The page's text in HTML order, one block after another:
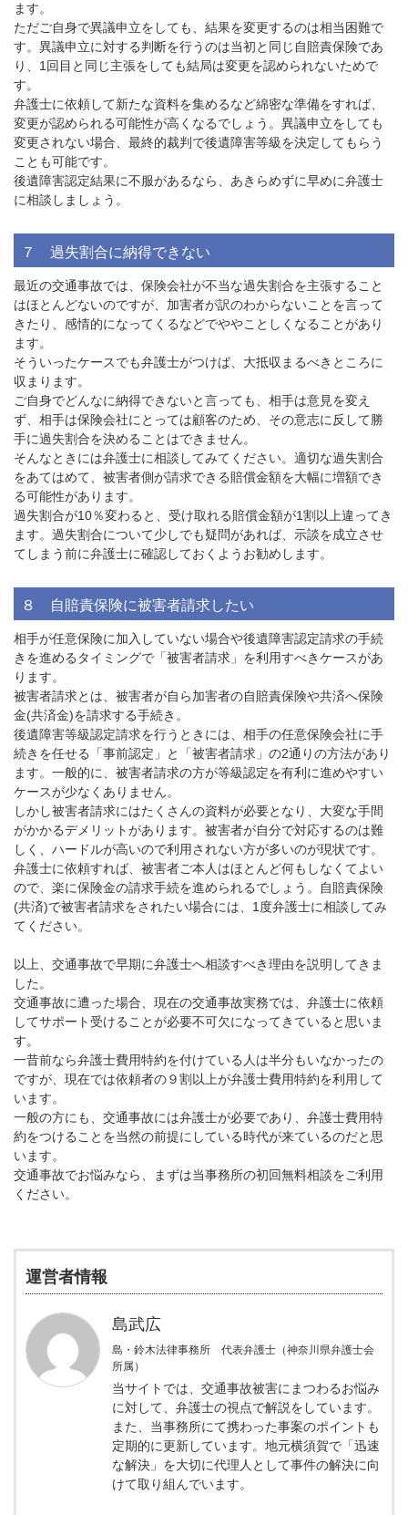
ます。
ただご自身で異議申立をしても、結果を変更するのは相当困難で
す。異議申立に対する判断を行うのは当初と同じ自賠責保険であ
り、 1回目と同じ主張をしても結局は変更を認められないためで
す。
弁護士に依頼して新たな資料を集めるなど綿密な準備をすれば、
変更が認められる可能性が高くなるでしょう。異議申立をしても
変更されない場合、最終的裁判で後遺障害等級を決定してもらう
ことも可能です。
後遺障害認定結果に不服があるなら、あきらめずに早めに弁護士
に相談しましょう。
７ 過失割合に納得できない
最近の交通事故では、保険会社が不当な過失割合を主張すること
はほとんどないのですが、加害者が訳のわからないことを言って
きたり、感情的になってくるなどでややことしくなることがあり
ます。
そういったケースでも弁護士がつけば、大抵収まるべきところに
収まります。
ご自身でどんなに納得できないと言っても、相手は意見を変え
ず、相手は保険会社にとっては顧客のため、その意志に反して勝
手に過失割合を決めることはできません。
そんなときには弁護士に相談してみてください。適切な過失割合
をあてはめて、被害者側が請求できる賠償金額を大幅に増額でき
る可能性があります。
過失割合が10％変わると、受け取れる賠償金額が1割以上違ってき
ます。過失割合について少しでも疑問があれば、示談を成立させ
てしまう前に弁護士に確認しておくようお勧めします。
８ 自賠責保険に被害者請求したい
相手が任意保険に加入していない場合や後遺障害認定請求の手続
きを進めるタイミングで「被害者請求」を利用すべきケースがあ
ります。
被害者請求とは、被害者が自ら加害者の自賠責保険や共済へ保険
金(共済金)を請求する手続き。
後遺障害等級認定請求を行うときには、相手の任意保険会社に手
続きを任せる「事前認定」と「被害者請求」の2通りの方法があり
ます。一般的に、被害者請求の方が等級認定を有利に進めやすい
ケースが少なくありません。
しかし被害者請求にはたくさんの資料が必要となり、大変な手間
がかかるデメリットがあります。被害者が自分で対応するのは難
しく、ハードルが高いので利用されない方が多いのが現状です。
弁護士に依頼すれば、被害者ご本人はほとんど何もしなくてよい
ので、楽に保険金の請求手続を進められるでしょう。自賠責保険
(共済)で被害者請求をされたい場合には、 1度弁護士に相談してみ
てください。
以上、交通事故で早期に弁護士へ相談すべき理由を説明してきま
した。
交通事故に遭った場合、現在の交通事故実務では、弁護士に依頼
してサポート受けることが必要不可欠になってきていると思いま
す。
一昔前なら弁護士費用特約を付けている人は半分もいなかったの
ですが、現在では依頼者の９割以上が弁護士費用特約を利用して
います。
一般の方にも、交通事故には弁護士が必要であり、弁護士費用特
約をつけることを当然の前提にしている時代が来ているのだと思
います。
交通事故でお悩みなら、まずは当事務所の初回無料相談をご利用
ください。
運営者情報
島武広
島・鈴木法律事務所 代表弁護士（神奈川県弁護士会
所属）
当サイトでは、交通事故被害にまつわるお悩み
に対して、弁護士の視点で解説をしています。
また、当事務所にて携わった事案のポイントも
定期的に更新しています。地元横須賀で「迅速
な解決」を大切に代理人として事件の解決に向
けて取り組んでいます。